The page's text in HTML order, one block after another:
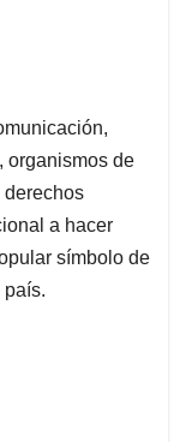
organismos de
derechos
a hacer
símbolo de
país.